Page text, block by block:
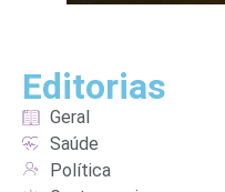
Editorias
Geral
Saúde
Política